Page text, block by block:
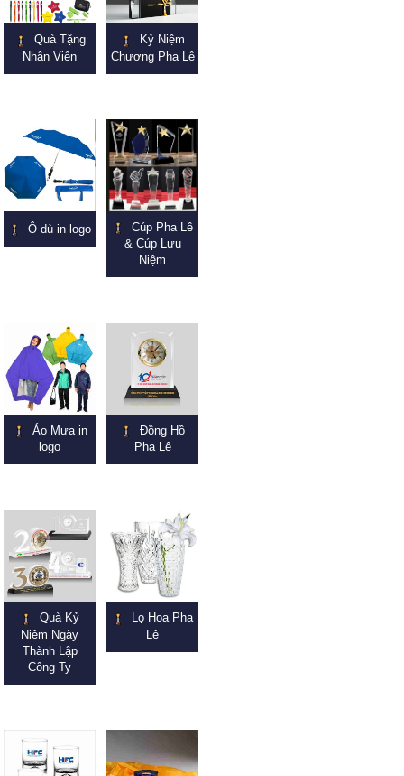
Quà Tặng
Nhân Viên
Kỷ Niệm
Chương Pha Lê
Ô dù in logo
Cúp Pha Lê
& Cúp Lưu
Niệm
Áo Mưa in
logo
Đồng Hồ
Pha Lê
Quà Kỷ
Niệm Ngày
Thành Lập
Công Ty
Lọ Hoa Pha
Lê